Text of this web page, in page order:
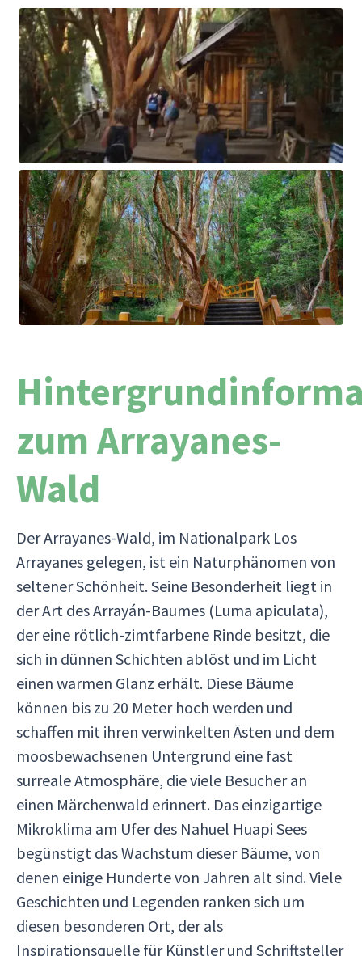
zum Arrayanes-
Wald
Der Arrayanes-Wald, im Nationalpark Los
Arrayanes gelegen, ist ein Naturphänomen von
seltener Schönheit. Seine Besonderheit liegt in
der Art des Arrayán-Baumes (Luma apiculata),
der eine rötlich-zimtfarbene Rinde besitzt, die
sich in dünnen Schichten ablöst und im Licht
einen warmen Glanz erhält. Diese Bäume
können bis zu 20 Meter hoch werden und
schaffen mit ihren verwinkelten Ästen und dem
moosbewachsenen Untergrund eine fast
surreale Atmosphäre, die viele Besucher an
einen Märchenwald erinnert. Das einzigartige
Mikroklima am Ufer des Nahuel Huapi Sees
begünstigt das Wachstum dieser Bäume, von
denen einige Hunderte von Jahren alt sind. Viele
Geschichten und Legenden ranken sich um
diesen besonderen Ort, der als
Inspirationsquelle für Künstler und Schriftsteller